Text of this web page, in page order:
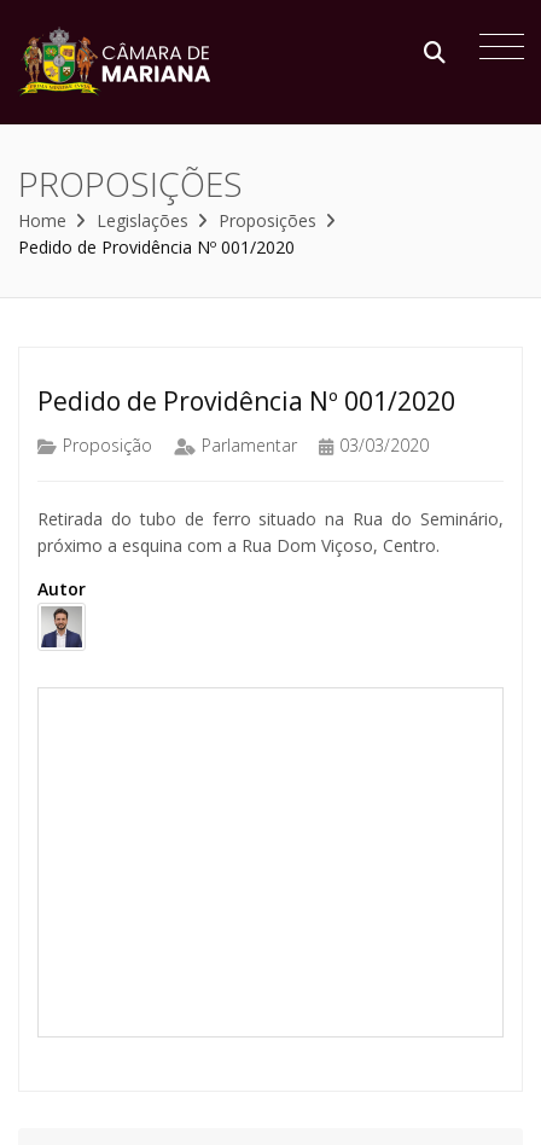
PROPOSIÇÕES
Home Legislações
Proposições
Pedido de Providência Nº 001/2020
Pedido de Providência Nº 001/2020
Proposição Parlamentar 03/03/2020
Retirada do tubo de ferro situado na Rua do Seminário,
próximo a esquina com a Rua Dom Viçoso, Centro.
Autor